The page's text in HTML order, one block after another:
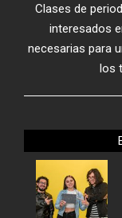
Clases de
interesados
necesarias para
los